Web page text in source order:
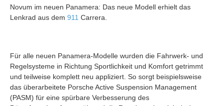
Novum im neuen Panamera: Das neue Modell erhielt das
Lenkrad aus dem 911 Carrera.
Für alle neuen Panamera-Modelle wurden die Fahrwerk- und
Regelsysteme in Richtung Sportlichkeit und Komfort getrimmt
und teilweise komplett neu appliziert. So sorgt beispielsweise
das überarbeitete Porsche Active Suspension Management
(PASM) für eine spürbare Verbesserung des